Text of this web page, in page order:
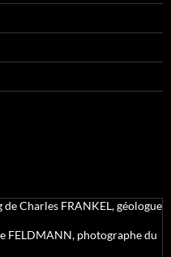
Charles FRANKEL, géologue
FELDMANN, photographe du